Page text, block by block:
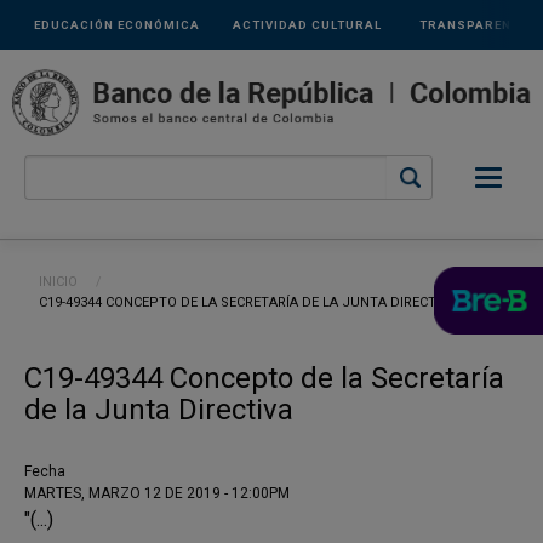
Pasar al contenido principal
Links
secundarios
ACTIVIDAD CULTURAL
EDUCACIÓN ECONÓMICA TRANSPARENCIA
Ruta de navegación
INICIO
CURRENT:
C19-49344 CONCEPTO DE LA SECRETARÍA DE LA JUNTA DIRECTIVA
C19-49344 Concepto de la Secretaría
de la Junta Directiva
Fecha
MARTES, MARZO 12 DE 2019 - 12:00PM
"(...)